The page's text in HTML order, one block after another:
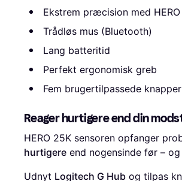
Ekstrem præcision med
Trådløs mus (Bluetooth)
Lang batteritid
Perfekt ergonomisk greb
Fem brugertilpassede knapper
Reager hurtigere end din
HERO 25K sensoren opfanger
hurtigere end nogensinde før –
Udnyt Logitech G Hub og tilpas